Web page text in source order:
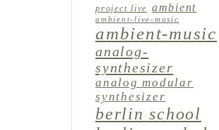
project live
ambient
ambient-live-music
ambient-music
analog-
synthesizer
analog modular
synthesizer
berlin school